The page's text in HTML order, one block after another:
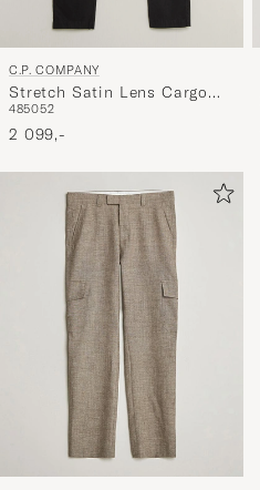
C.P. COMPANY
Stretch Satin Lens Cargo
Pants Black
485052
2 099,-